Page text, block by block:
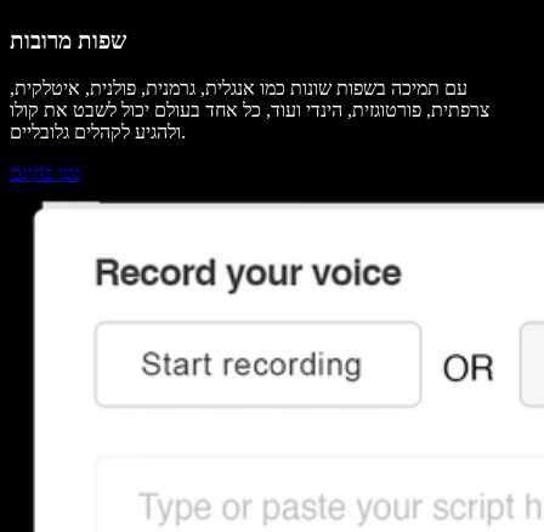
שפות מרובות
עם תמיכה בשפות שונות כמו אנגלית, גרמנית, פולנית, איטלקית,
צרפתית, פורטוגזית, הינדי ועוד, כל אחד בעולם יכול לשבט את קולו
ולהגיע לקהלים גלובליים.
נסו בחינם